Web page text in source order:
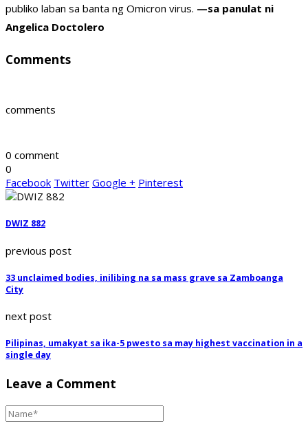
publiko laban sa banta ng Omicron virus. —sa panulat ni
Angelica Doctolero
Comments
comments
0 comment
0
Facebook Twitter Google + Pinterest
DWIZ 882
previous post
33 unclaimed bodies, inilibing na sa mass grave sa Zamboanga
City
next post
Pilipinas, umakyat sa ika-5 pwesto sa may highest vaccination in a
single day
Leave a Comment